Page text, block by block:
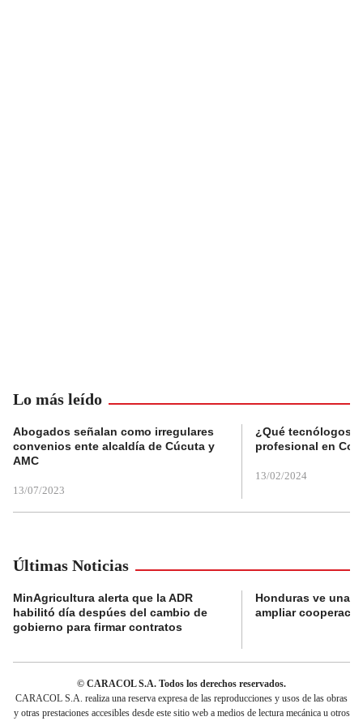
Lo más leído
Abogados señalan como irregulares
convenios ente alcaldía de Cúcuta y
AMC
13/07/2023
¿Qué tecnólogos
profesional en
13/02/2024
Últimas Noticias
MinAgricultura alerta que la ADR
habilitó día despúes del cambio de
gobierno para firmar contratos
Honduras ve una
ampliar
© CARACOL S.A. Todos los derechos reservados.
CARACOL S.A. realiza una reserva expresa de las reproducciones y usos de las obras
y otras prestaciones accesibles desde este sitio web a medios de lectura mecánica u otros